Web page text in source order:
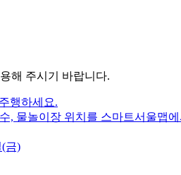
해 주시기 바랍니다.